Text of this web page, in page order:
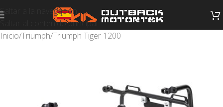
Saltar a la navegación
Saltar al contenido principal
Inicio/Triumph/Triumph Tiger 1200